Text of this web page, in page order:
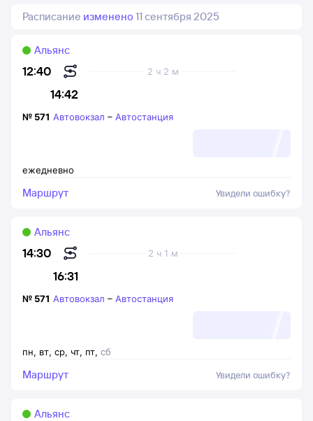
Расписание изменено 11 сентября 2025
12:40
14:42
2 ч 2 м
Альянс
ежедневно
№ 571 Автовокзал – Автостанция
Маршрут Увидели ошибку?
14:30
16:31
2 ч 1 м
Альянс
пн, вт, ср, чт, пт, сб
№ 571 Автовокзал – Автостанция
Маршрут Увидели ошибку?
Альянс